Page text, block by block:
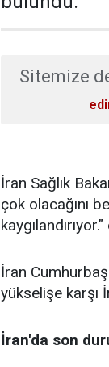
Sitemize
İran Sağlık
çok olacağını
İran
yükselişe karşı
İran'da son